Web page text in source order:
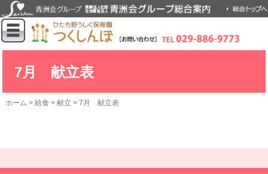
7月 献立表
ホーム >給食 >献立 >7月 献立表